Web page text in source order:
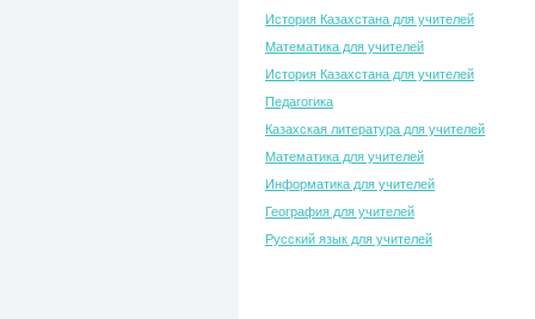
История Казахстана для учителей
Математика для учителей
История Казахстана для учителей
Педагогика
Казахская литература для учителей
Математика для учителей
Информатика для учителей
География для учителей
Русский язык для учителей